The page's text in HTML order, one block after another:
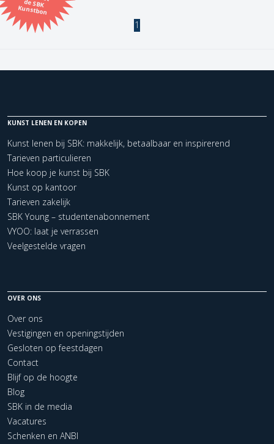
Kunstbon
Kunstenaar
Kerncollectie
1 items. Pagina: 1
1
KUNST LENEN EN KOPEN
Kunst lenen bij SBK: makkelijk, betaalbaar en inspirerend
Tarieven particulieren
Hoe koop je kunst bij SBK
Kunst op kantoor
Tarieven zakelijk
SBK Young – studentenabonnement
VYOO: laat je verrassen
Veelgestelde vragen
OVER ONS
Over ons
Vestigingen en openingstijden
Gesloten op feestdagen
Contact
Blijf op de hoogte
Blog
SBK in de media
Vacatures
Schenken en ANBI